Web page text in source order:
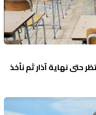
حتى نهاية آذار ثم نأخذ